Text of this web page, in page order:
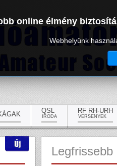
QSL
IRODA
RF RH-URH
VERSENYEK
Legfrissebb
online élmény
Webhelyünk